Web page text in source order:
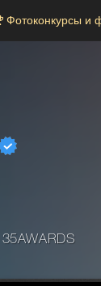
Фотоконкурсы и
35AWARDS